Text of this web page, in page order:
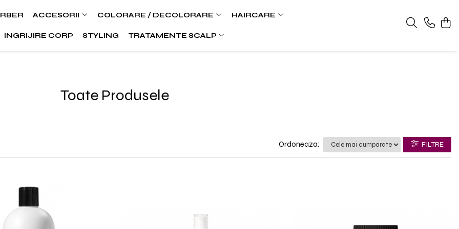
ACCESORII COLORARE / DECOLORARE HAIRCARE
INGRIJIRE CORP STYLING TRATAMENTE SCALP
Toate Produsele
FILTRE
Ordoneaza: